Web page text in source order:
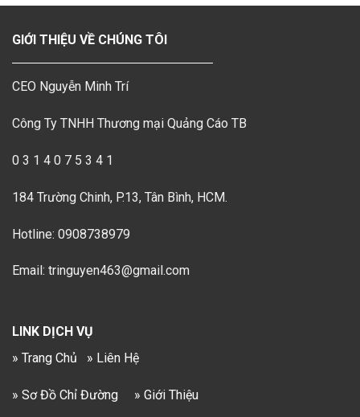
GIỚI THIỆU VỀ CHÚNG TÔI
CEO Nguyễn Minh Trí
Công Ty TNHH Thương mại Quảng Cáo TB
0 3 1 4 0 7 5 3 4 1
184 Trường Chinh, P.13, Tân Bình, HCM.
Hotline: 0908738979
Email: tringuyen463@gmail.com
LINK DỊCH VỤ
» Trang Chủ
» Liên Hệ
» Sơ Đồ Chỉ Đường » Giới Thiệu